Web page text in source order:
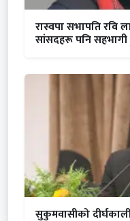
रास्वपा सभापति रवि
सांसदहरू पनि
सुकुमवासीको